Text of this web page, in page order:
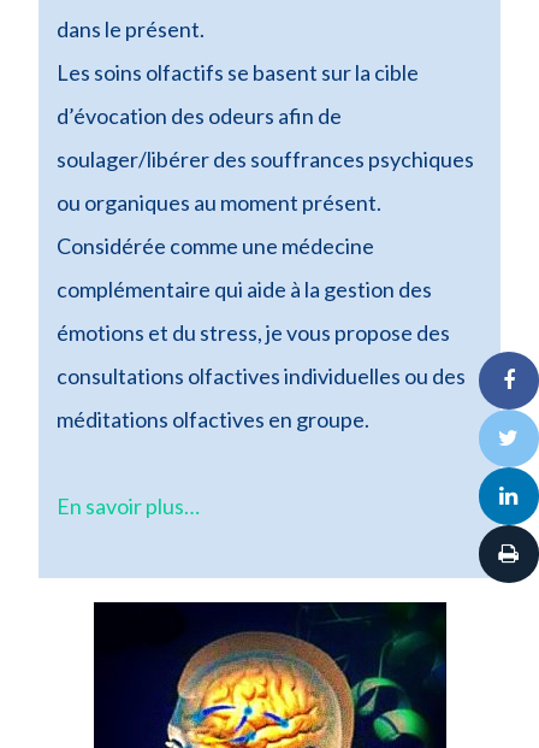
dans le présent.
Les soins olfactifs se basent sur la cible
d’évocation des odeurs afin de
soulager/libérer des souffrances psychiques
ou organiques au moment présent.
Considérée comme une médecine
complémentaire qui aide à la gestion des
émotions et du stress, je vous propose des
consultations olfactives individuelles ou des
méditations olfactives en groupe.
En savoir plus…